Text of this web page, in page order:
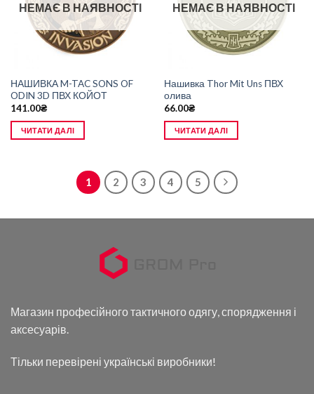
НЕМАЄ В НАЯВНОСТІ
НАШИВКА M-TAC SONS OF
ODIN 3D ПВХ КОЙОТ
141.00₴
ЧИТАТИ ДАЛІ
НЕМАЄ В НАЯВНОСТІ
Нашивка Thor Mit Uns ПВХ
олива
66.00₴
ЧИТАТИ ДАЛІ
1 2 3 4 5
Магазин професійного тактичного одягу, спорядження і
аксесуарів.
Тільки перевірені українські виробники!